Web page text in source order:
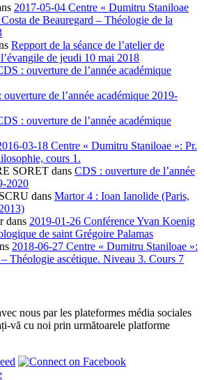
2017-05-04 Centre « Dumitru Staniloae
de Beauregard – Théologie de la
Repport de la séance de l’atelier de
de jeudi 10 mai 2018
: ouverture de l’année académique
de l’année académique 2019-
: ouverture de l’année académique
03-18 Centre « Dumitru Staniloae »: Pr.
cours 1.
SORET dans CDS : ouverture de l’année
2020
dans Martor 4 : Ioan Ianolide (Paris,
dans 2019-01-26 Conférence Yvan Koenig
de saint Grégoire Palamas
2018-06-27 Centre « Dumitru Staniloae »:
Théologie ascétique. Niveau 3. Cours 7
nous par les plateformes média sociales
vă cu noi prin următoarele platforme